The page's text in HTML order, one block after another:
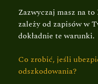
Zazwyczaj masz na to
zależy od zapisów w
dokładnie te warunki.
Co zrobić, jeśli
odszkodowania?